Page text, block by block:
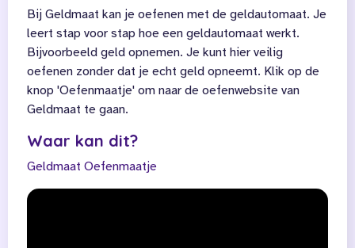
Bij Geldmaat kan je oefenen met de geldautomaat. Je
leert stap voor stap hoe een geldautomaat werkt.
Bijvoorbeeld geld opnemen. Je kunt hier veilig
oefenen zonder dat je echt geld opneemt. Klik op de
knop 'Oefenmaatje' om naar de oefenwebsite van
Geldmaat te gaan.
Waar kan dit?
Geldmaat Oefenmaatje